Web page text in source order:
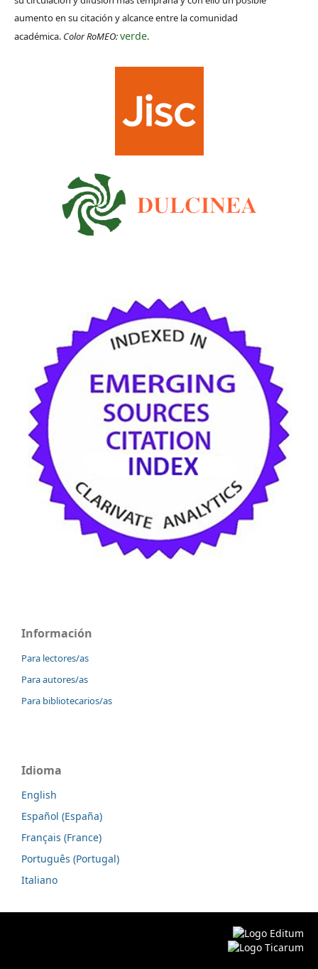
aumento en su citación y alcance entre la comunidad
académica. Color RoMEO:verde.
Información
Para lectores/as
Para autores/as
Para bibliotecarios/as
Idioma
English
Español (España)
Français (France)
Português (Portugal)
Italiano